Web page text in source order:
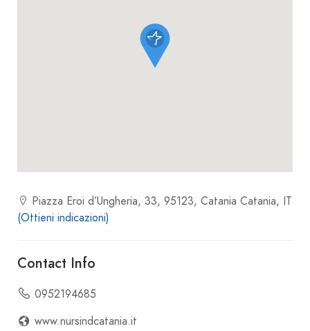
Piazza Eroi d’Ungheria, 33, 95123, Catania Catania, IT
(Ottieni indicazioni)
Contact Info
0952194685
www.nursindcatania.it